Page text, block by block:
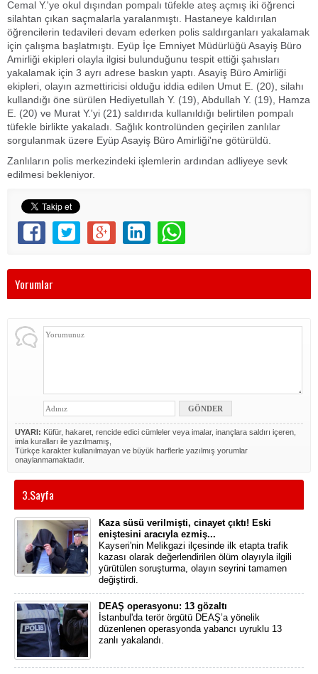
Cemal Y.'ye okul dışından pompalı tüfekle ateş açmış iki öğrenci
silahtan çıkan saçmalarla yaralanmıştı. Hastaneye kaldırılan
öğrencilerin tedavileri devam ederken polis saldırganları yakalamak
için çalışma başlatmıştı. Eyüp İçe Emniyet Müdürlüğü Asayiş Büro
Amirliği ekipleri olayla ilgisi bulunduğunu tespit ettiği şahısları
yakalamak için 3 ayrı adrese baskın yaptı. Asayiş Büro Amirliği
ekipleri, olayın azmettiricisi olduğu iddia edilen Umut E. (20), silahı
kullandığı öne sürülen Hediyetullah Y. (19), Abdullah Y. (19), Hamza
E. (20) ve Murat Y.'yi (21) saldırıda kullanıldığı belirtilen pompalı
tüfekle birlikte yakaladı. Sağlık kontrolünden geçirilen zanlılar
sorgulanmak üzere Eyüp Asayiş Büro Amirliği'ne götürüldü.
Zanlıların polis merkezindeki işlemlerin ardından adliyeye sevk
edilmesi bekleniyor.
Yorumlar
UYARI: Küfür, hakaret, rencide edici cümleler veya imalar, inançlara saldırı içeren,
imla kuralları ile yazılmamış,
Türkçe karakter kullanılmayan ve büyük harflerle yazılmış yorumlar
onaylanmamaktadır.
3.Sayfa
Kaza süsü verilmişti, cinayet çıktı! Eski
eniştesini aracıyla ezmiş...
Kayseri'nin Melikgazi ilçesinde ilk etapta trafik
kazası olarak değerlendirilen ölüm olayıyla ilgili
yürütülen soruşturma, olayın seyrini tamamen
değiştirdi.
DEAŞ operasyonu: 13 gözaltı
İstanbul'da terör örgütü DEAŞ’a yönelik
düzenlenen operasyonda yabancı uyruklu 13
zanlı yakalandı.